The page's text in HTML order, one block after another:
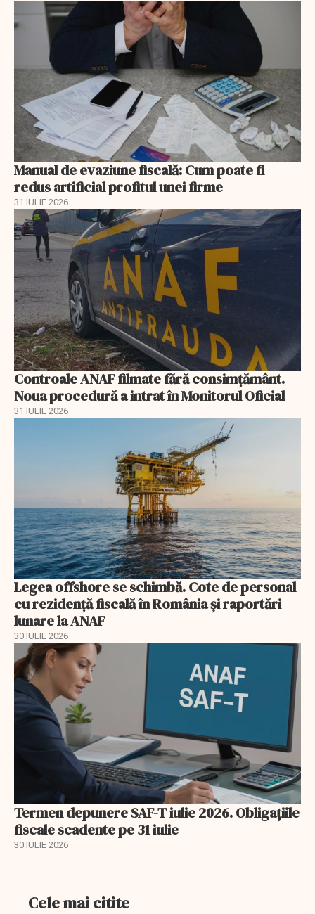
Manual de evaziune fiscală: Cum poate fi
redus artificial profitul unei firme
31 IULIE 2026
Controale ANAF filmate fără consimțământ.
Noua procedură a intrat în Monitorul Oficial
31 IULIE 2026
Legea offshore se schimbă. Cote de personal
cu rezidență fiscală în România și raportări
lunare la ANAF
30 IULIE 2026
Termen depunere SAF-T iulie 2026. Obligațiile
fiscale scadente pe 31 iulie
30 IULIE 2026
Cele mai citite